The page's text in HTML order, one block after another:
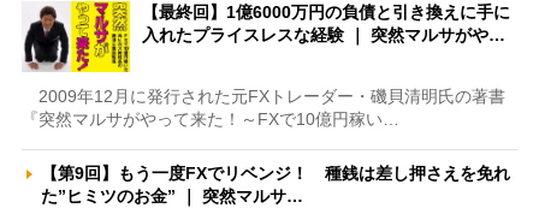
【最終回】1億6000万円の負債と引き換えに手に
入れたプライスレスな経験 ｜ 突然マルサがや…
2009年12月に発行された元FXトレーダー・磯貝清明氏の著書
『突然マルサがやって来た！～FXで10億円稼い…
【第9回】もう一度FXでリベンジ！ 種銭は差し押さえを免れ
た”ヒミツのお金” ｜ 突然マルサ…